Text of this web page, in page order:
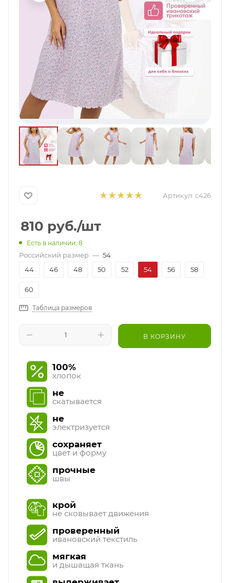
Артикул: с426
810 руб./шт
Есть в наличии: 8
Российский размер — 54
44
46 48 50 52 54 56 58
60
Таблица размеров
В КОРЗИНУ
100%
хлопок
не
скатывается
не
электризуется
сохраняет
цвет и форму
прочные
швы
крой
не сковывает движения
проверенный
ивановский текстиль
мягкая
и дышащая ткань